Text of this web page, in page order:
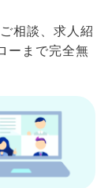
相談、求人紹
ーまで完全無